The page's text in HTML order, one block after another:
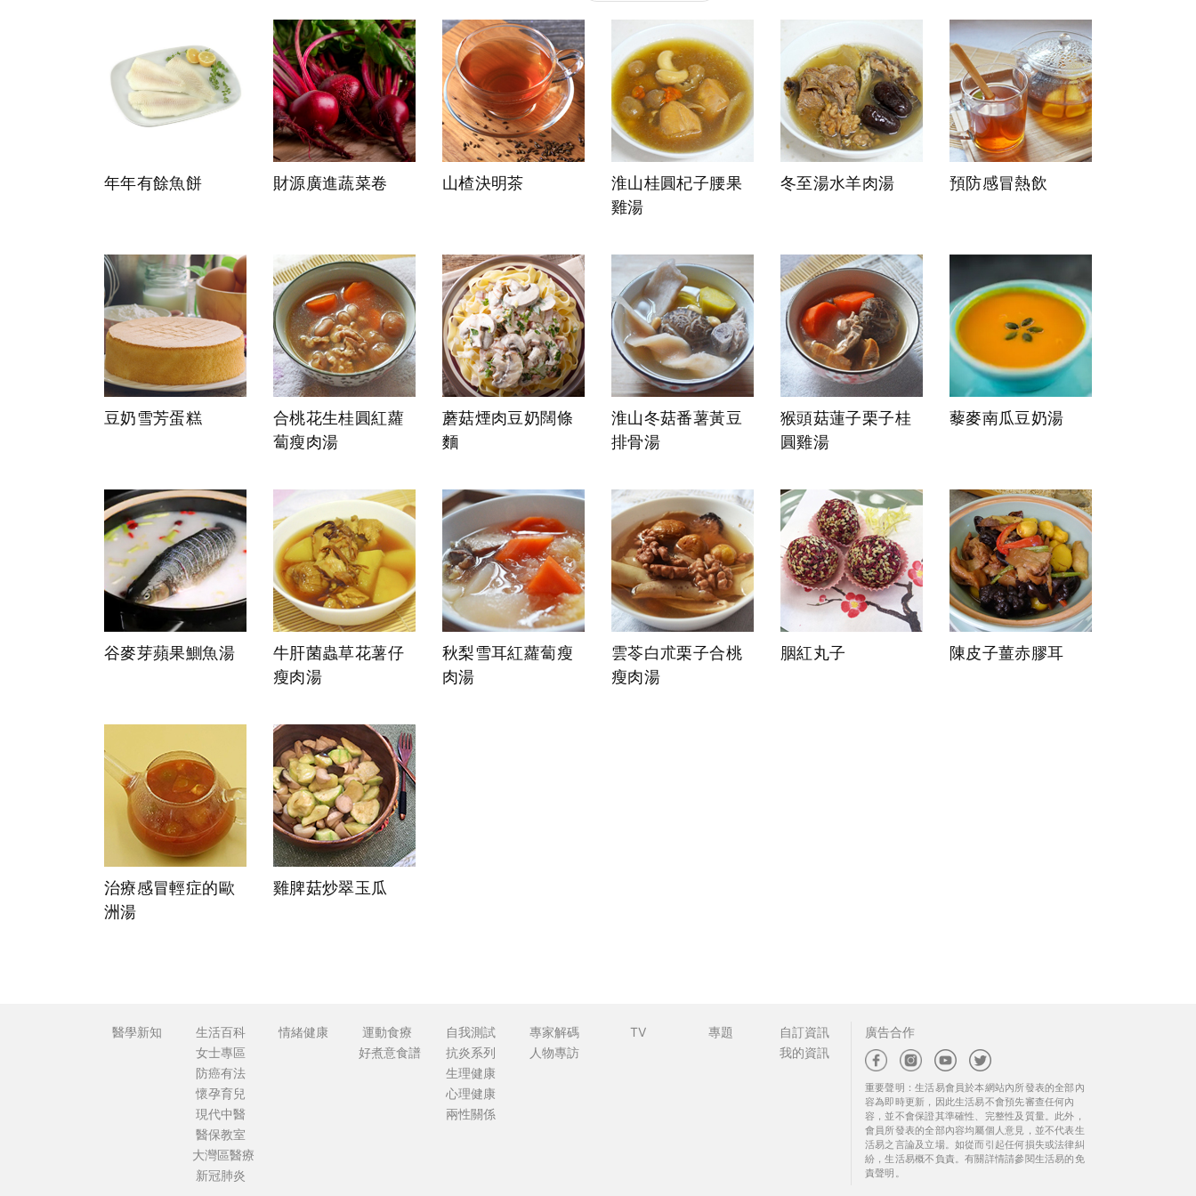
年年有餘魚餅 財源廣進蔬菜卷 山楂決明茶
淮山桂圓杞子腰果
雞湯
冬至湯水羊肉湯 預防感冒熱飲
豆奶雪芳蛋糕
合桃花生桂圓紅蘿
蔔瘦肉湯
蘑菇煙肉豆奶闊條
麵
淮山冬菇番薯黃豆
排骨湯
猴頭菇蓮子栗子桂
圓雞湯
藜麥南瓜豆奶湯
谷麥芽蘋果鰂魚湯
牛肝菌蟲草花薯仔
瘦肉湯
秋梨雪耳紅蘿蔔瘦
肉湯
雲苓白朮栗子合桃
瘦肉湯
胭紅丸子 陳皮子薑赤膠耳
治療感冒輕症的歐
洲湯
雞脾菇炒翠玉瓜
醫學新知
生活百科
女士專區
防癌有法
懷孕育兒
現代中醫
醫保教室
大灣區醫療
新冠肺炎
情緒健康
運動食療
好煮意食譜
自我測試
抗炎系列
生理健康
心理健康
兩性關係
專家解碼
人物專訪
TV 專題
自訂資訊
我的資訊
廣告合作
重要聲明：生活易會員於本網站內所發表的全部內
容為即時更新，因此生活易不會預先審查任何內
容，並不會保證其準確性、完整性及質量。此外，
會員所發表的全部內容均屬個人意見，並不代表生
活易之言論及立場。如從而引起任何損失或法律糾
紛，生活易概不負責。有關詳情請參閱生活易的免
責聲明。